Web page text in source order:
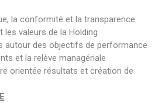
la conformité et la transparence
les valeurs de la Holding
autour des objectifs de performance
et la relève managériale
orientée résultats et création de